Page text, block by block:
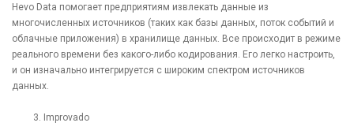
Hevo Data помогает предприятиям извлекать данные из
многочисленных источников (таких как базы данных, поток событий и
облачные приложения) в хранилище данных. Все происходит в режиме
реального времени без какого-либо кодирования. Его легко настроить,
и он изначально интегрируется с широким спектром источников
данных.
Improvado